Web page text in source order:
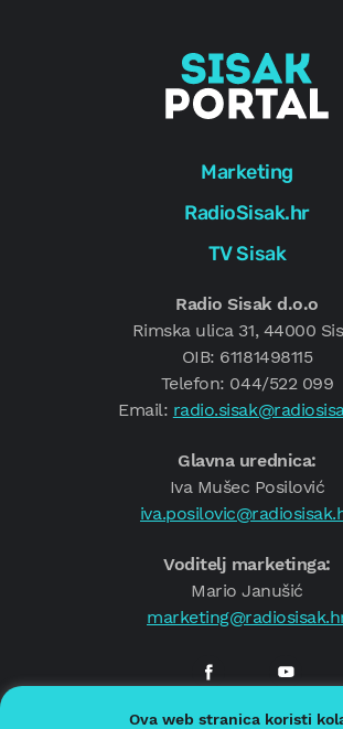
Marketing
RadioSisak.hr
TV Sisak
Radio Sisak d.o.o
Rimska ulica 31, 44000
OIB: 61181498115
Telefon: 044/522 099
Email:
Glavna urednica:
Iva Mušec Posilović
Voditelj marketinga:
Mario Janušić
© 2026.Radio Sisak
Ova web stranica koristi